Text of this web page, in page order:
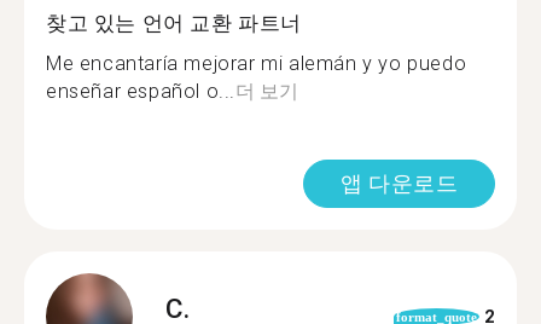
찾고 있는 언어 교환 파트너
Me encantaría mejorar mi alemán y yo puedo
enseñar español o...더 보기
앱 다운로드
C. format_quote 2